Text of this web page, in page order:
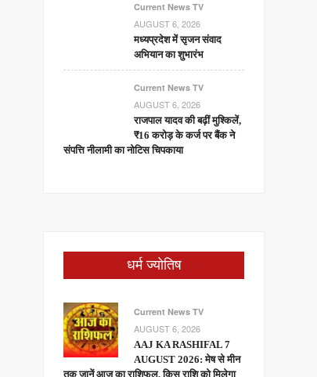
Current News TV
AUGUST 6, 2026
मध्यप्रदेश में सृजन संवाद
अभियान का शुभारंभ
Current News TV
AUGUST 6, 2026
राजपाल यादव की बढ़ीं मुश्किलें,
₹16 करोड़ के कर्ज पर बैंक ने
संपत्ति नीलामी का नोटिस चिपकाया
धर्म ज्योतिष
Current News TV
AUGUST 6, 2026
AAJ KA RASHIFAL 7
AUGUST 2026: मेष से मीन
तक जानें आज का राशिफल, किस राशि को मिलेगा